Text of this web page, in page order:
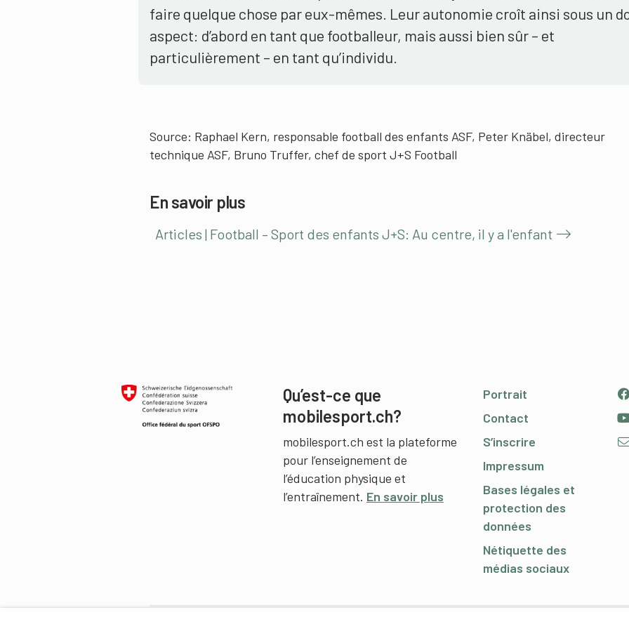
faire quelque chose par eux-mêmes. Leur autonomie croît ainsi sous un
aspect: d’abord en tant que footballeur, mais aussi bien sûr – et
particulièrement – en tant qu’individu.
Source: Raphael Kern, responsable football des enfants ASF, Peter Knäbel, directeur
technique ASF, Bruno Truffer, chef de sport J+S Football
En savoir plus
Articles | Football – Sport des enfants J+S: Au centre, il y a l'enfant
Qu’est-ce que
mobilesport.ch?
mobilesport.ch est la plateforme
pour l’enseignement de
l’éducation physique et
l’entraînement. En savoir plus
Portrait
Contact
S’inscrire
Impressum
Bases légales et
protection des
données
Nétiquette des
médias sociaux